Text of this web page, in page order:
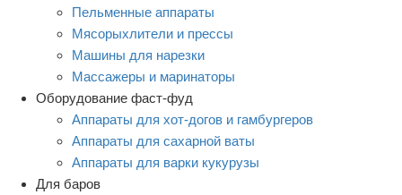
Пельменные аппараты
Мясорыхлители и прессы
Машины для нарезки
Массажеры и маринаторы
Оборудование фаст-фуд
Аппараты для хот-догов и гамбургеров
Аппараты для сахарной ваты
Аппараты для варки кукурузы
Для баров